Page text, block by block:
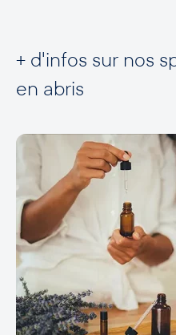
+ d'infos sur nos
en abris